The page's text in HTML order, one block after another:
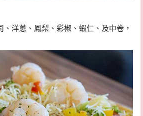
洋蔥、鳳梨、彩椒、蝦仁、及中卷，